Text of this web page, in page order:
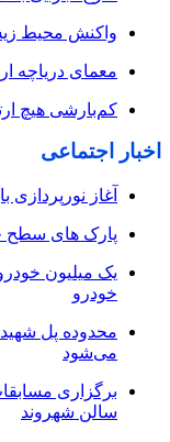
واکنش محیط
معمای دریاچه
کم‌بارشی هیچ
اخبار اجتماعی
آغاز نورپردازی
پارک های سطح حوزه
خودرو
محدوده پل
می‌شود
برگزاری
سالن شهروند